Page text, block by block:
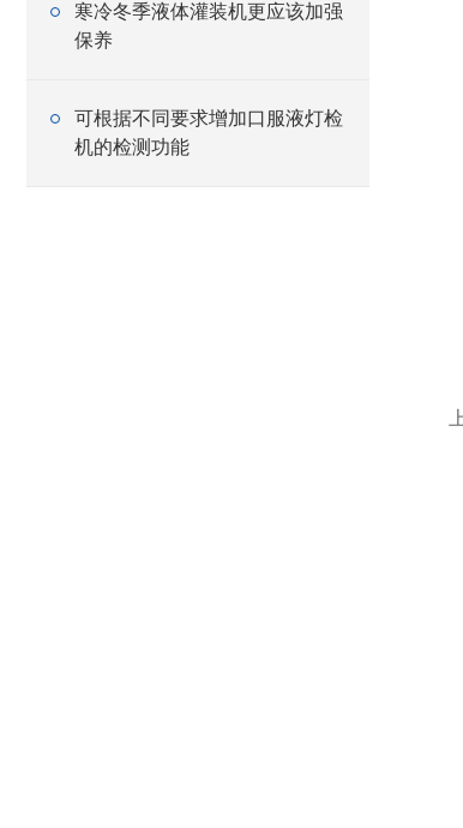
寒冷冬季液体灌装机更应该加强
保养
可根据不同要求增加口服液灯检
机的检测功能